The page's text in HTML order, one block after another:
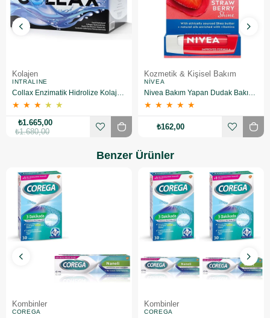
Kolajen
INTRALINE
Collax Enzimatik Hidrolize Kolajen 30 Flakon
★ ★ ★ ★ ★
₺1.665,00
₺1.680,00
Kozmetik & Kişisel Bakım
NIVEA
Nivea Bakım Yapan Dudak Bakım Kremi Straw Berry 4,8 gr
★ ★ ★ ★ ★
₺162,00
Benzer Ürünler
Kombinler
COREGA
Kombinler
COREGA